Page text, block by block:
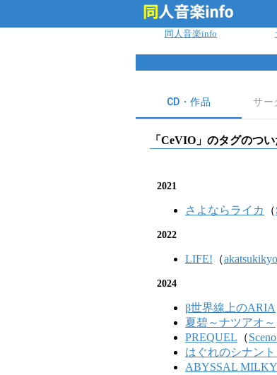
同人音楽info
CD・作品 サー
「 CeVIO 」のタグのつ
2021
さよならライカ （
2022
LIFE! （
2024
β世界線上のARIA
夏碧～ナツアオ～
PREQUEL （
はぐれのシナン
ABYSSAL